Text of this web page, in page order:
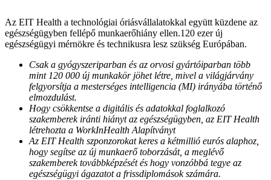
Az EIT Health a technológiai óriásvállalatokkal együtt küzdene az
egészségügyben fellépő munkaerőhiány ellen.120 ezer új
egészségügyi mérnökre és technikusra lesz szükség Európában.
Csak a gyógyszeriparban és az orvosi gyártóiparban több
mint 120 000 új munkakör jöhet létre, mivel a világjárvány
felgyorsítja a mesterséges intelligencia (MI) irányába történő
elmozdulást.
Hogy csökkentse a digitális és adatokkal foglalkozó
szakemberek iránti hiányt az egészségügyben, az EIT Health
létrehozta a WorkInHealth Alapítványt
Az EIT Health szponzorokat keres a kétmillió eurós alaphoz,
hogy segítse az új munkaerő toborzását, a meglévő
szakemberek továbbképzését és hogy vonzóbbá tegye az
egészségügyi ágazatot a frissdiplomások számára.